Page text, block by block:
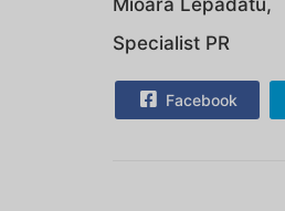
Mioara Lepădatu,
Specialist PR
Facebook